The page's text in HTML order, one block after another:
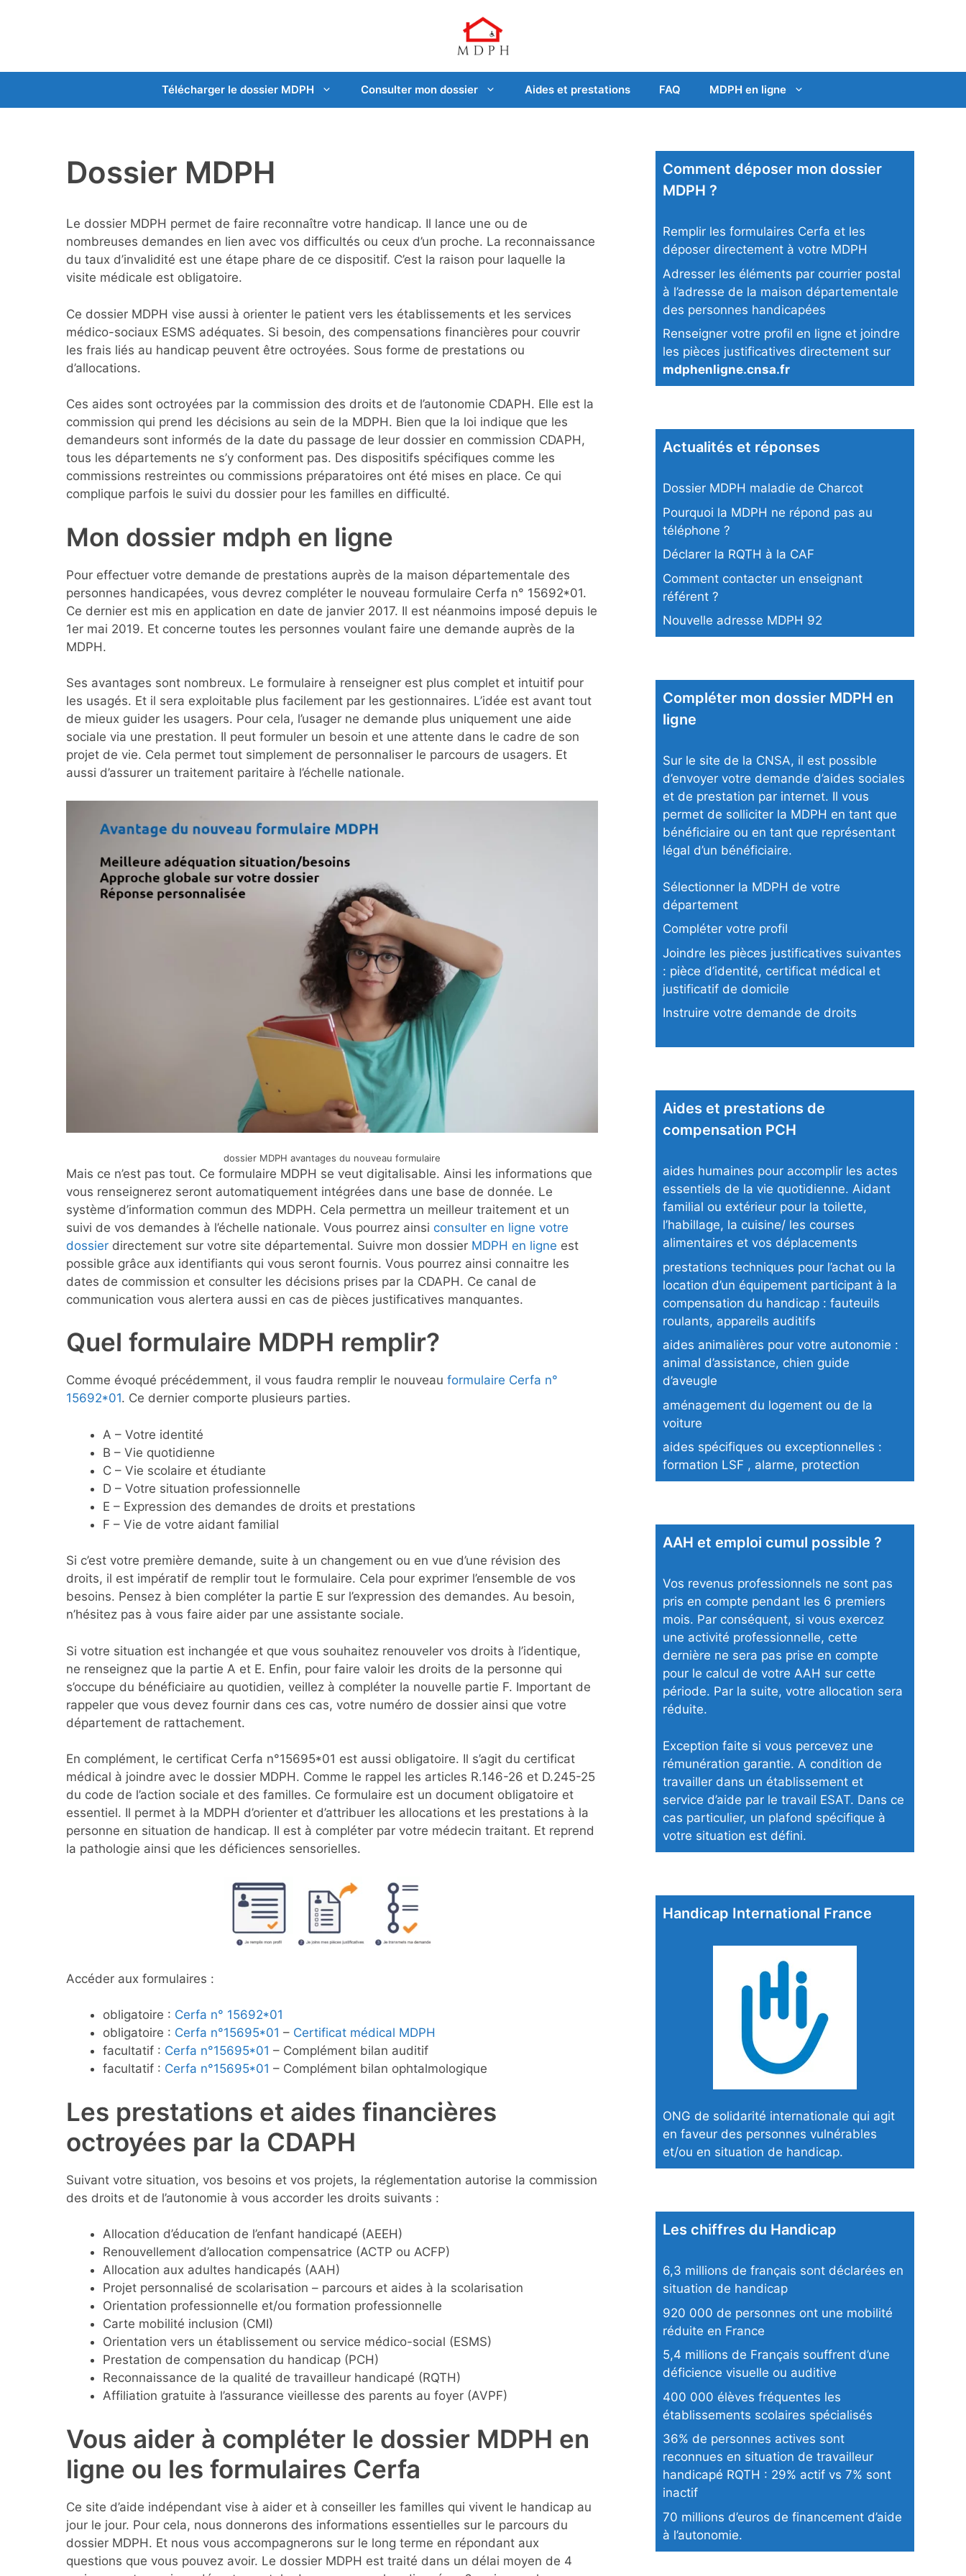
Télécharger le dossier MDPH Consulter mon dossier Aides et prestations FAQ MDPH en ligne
Dossier MDPH
Le dossier MDPH permet de faire reconnaître votre handicap. Il lance une ou de
nombreuses demandes en lien avec vos difficultés ou ceux d’un proche. La reconnaissance
du taux d’invalidité est une étape phare de ce dispositif. C’est la raison pour laquelle la
visite médicale est obligatoire.
Ce dossier MDPH vise aussi à orienter le patient vers les établissements et les services
médico-sociaux ESMS adéquates. Si besoin, des compensations financières pour couvrir
les frais liés au handicap peuvent être octroyées. Sous forme de prestations ou
d’allocations.
Ces aides sont octroyées par la commission des droits et de l’autonomie CDAPH. Elle est la
commission qui prend les décisions au sein de la MDPH. Bien que la loi indique que les
demandeurs sont informés de la date du passage de leur dossier en commission CDAPH,
tous les départements ne s’y conforment pas. Des dispositifs spécifiques comme les
commissions restreintes ou commissions préparatoires ont été mises en place. Ce qui
complique parfois le suivi du dossier pour les familles en difficulté.
Mon dossier mdph en ligne
Pour effectuer votre demande de prestations auprès de la maison départementale des
personnes handicapées, vous devrez compléter le nouveau formulaire Cerfa n° 15692*01.
Ce dernier est mis en application en date de janvier 2017. Il est néanmoins imposé depuis le
1er mai 2019. Et concerne toutes les personnes voulant faire une demande auprès de la
MDPH.
Ses avantages sont nombreux. Le formulaire à renseigner est plus complet et intuitif pour
les usagés. Et il sera exploitable plus facilement par les gestionnaires. L’idée est avant tout
de mieux guider les usagers. Pour cela, l’usager ne demande plus uniquement une aide
sociale via une prestation. Il peut formuler un besoin et une attente dans le cadre de son
projet de vie. Cela permet tout simplement de personnaliser le parcours de usagers. Et
aussi d’assurer un traitement paritaire à l’échelle nationale.
dossier MDPH avantages du nouveau formulaire
Mais ce n’est pas tout. Ce formulaire MDPH se veut digitalisable. Ainsi les informations que
vous renseignerez seront automatiquement intégrées dans une base de donnée. Le
système d’information commun des MDPH. Cela permettra un meilleur traitement et un
suivi de vos demandes à l’échelle nationale. Vous pourrez ainsi consulter en ligne votre
dossier directement sur votre site départemental. Suivre mon dossier MDPH en ligne est
possible grâce aux identifiants qui vous seront fournis. Vous pourrez ainsi connaitre les
dates de commission et consulter les décisions prises par la CDAPH. Ce canal de
communication vous alertera aussi en cas de pièces justificatives manquantes.
Quel formulaire MDPH remplir?
Comme évoqué précédemment, il vous faudra remplir le nouveau formulaire Cerfa n°
15692*01. Ce dernier comporte plusieurs parties.
A – Votre identité
B – Vie quotidienne
C – Vie scolaire et étudiante
D – Votre situation professionnelle
E – Expression des demandes de droits et prestations
F – Vie de votre aidant familial
Si c’est votre première demande, suite à un changement ou en vue d’une révision des
droits, il est impératif de remplir tout le formulaire. Cela pour exprimer l’ensemble de vos
besoins. Pensez à bien compléter la partie E sur l’expression des demandes. Au besoin,
n’hésitez pas à vous faire aider par une assistante sociale.
Si votre situation est inchangée et que vous souhaitez renouveler vos droits à l’identique,
ne renseignez que la partie A et E. Enfin, pour faire valoir les droits de la personne qui
s’occupe du bénéficiaire au quotidien, veillez à compléter la nouvelle partie F. Important de
rappeler que vous devez fournir dans ces cas, votre numéro de dossier ainsi que votre
département de rattachement.
En complément, le certificat Cerfa n°15695*01 est aussi obligatoire. Il s’agit du certificat
médical à joindre avec le dossier MDPH. Comme le rappel les articles R.146-26 et D.245-25
du code de l’action sociale et des familles. Ce formulaire est un document obligatoire et
essentiel. Il permet à la MDPH d’orienter et d’attribuer les allocations et les prestations à la
personne en situation de handicap. Il est à compléter par votre médecin traitant. Et reprend
la pathologie ainsi que les déficiences sensorielles.
Accéder aux formulaires :
obligatoire : Cerfa n° 15692*01
obligatoire : Cerfa n°15695*01 – Certificat médical MDPH
facultatif : Cerfa n°15695*01 – Complément bilan auditif
facultatif : Cerfa n°15695*01 – Complément bilan ophtalmologique
Les prestations et aides financières
octroyées par la CDAPH
Suivant votre situation, vos besoins et vos projets, la réglementation autorise la commission
des droits et de l’autonomie à vous accorder les droits suivants :
Allocation d’éducation de l’enfant handicapé (AEEH)
Renouvellement d’allocation compensatrice (ACTP ou ACFP)
Allocation aux adultes handicapés (AAH)
Projet personnalisé de scolarisation – parcours et aides à la scolarisation
Orientation professionnelle et/ou formation professionnelle
Carte mobilité inclusion (CMI)
Orientation vers un établissement ou service médico-social (ESMS)
Prestation de compensation du handicap (PCH)
Reconnaissance de la qualité de travailleur handicapé (RQTH)
Affiliation gratuite à l’assurance vieillesse des parents au foyer (AVPF)
Vous aider à compléter le dossier MDPH en
ligne ou les formulaires Cerfa
Ce site d’aide indépendant vise à aider et à conseiller les familles qui vivent le handicap au
jour le jour. Pour cela, nous donnerons des informations essentielles sur le parcours du
dossier MDPH. Et nous vous accompagnerons sur le long terme en répondant aux
questions que vous pouvez avoir. Le dossier MDPH est traité dans un délai moyen de 4
Comment déposer mon dossier
MDPH ?
Remplir les formulaires Cerfa et les
déposer directement à votre MDPH
Adresser les éléments par courrier postal
à l’adresse de la maison départementale
des personnes handicapées
Renseigner votre profil en ligne et joindre
les pièces justificatives directement sur
mdphenligne.cnsa.fr
Actualités et réponses
Dossier MDPH maladie de Charcot
Pourquoi la MDPH ne répond pas au
téléphone ?
Déclarer la RQTH à la CAF
Comment contacter un enseignant
référent ?
Nouvelle adresse MDPH 92
Compléter mon dossier MDPH en
ligne
Sur le site de la CNSA, il est possible
d’envoyer votre demande d’aides sociales
et de prestation par internet. Il vous
permet de solliciter la MDPH en tant que
bénéficiaire ou en tant que représentant
légal d’un bénéficiaire.
Sélectionner la MDPH de votre
département
Compléter votre profil
Joindre les pièces justificatives suivantes
: pièce d’identité, certificat médical et
justificatif de domicile
Instruire votre demande de droits
Aides et prestations de
compensation PCH
aides humaines pour accomplir les actes
essentiels de la vie quotidienne. Aidant
familial ou extérieur pour la toilette,
l’habillage, la cuisine/ les courses
alimentaires et vos déplacements
prestations techniques pour l’achat ou la
location d’un équipement participant à la
compensation du handicap : fauteuils
roulants, appareils auditifs
aides animalières pour votre autonomie :
animal d’assistance, chien guide
d’aveugle
aménagement du logement ou de la
voiture
aides spécifiques ou exceptionnelles :
formation LSF , alarme, protection
AAH et emploi cumul possible ?
Vos revenus professionnels ne sont pas
pris en compte pendant les 6 premiers
mois. Par conséquent, si vous exercez
une activité professionnelle, cette
dernière ne sera pas prise en compte
pour le calcul de votre AAH sur cette
période. Par la suite, votre allocation sera
réduite.
Exception faite si vous percevez une
rémunération garantie. A condition de
travailler dans un établissement et
service d’aide par le travail ESAT. Dans ce
cas particulier, un plafond spécifique à
votre situation est défini.
Handicap International France
ONG de solidarité internationale qui agit
en faveur des personnes vulnérables
et/ou en situation de handicap.
Les chiffres du Handicap
6,3 millions de français sont déclarées en
situation de handicap
920 000 de personnes ont une mobilité
réduite en France
5,4 millions de Français souffrent d’une
déficience visuelle ou auditive
400 000 élèves fréquentes les
établissements scolaires spécialisés
36% de personnes actives sont
reconnues en situation de travailleur
handicapé RQTH : 29% actif vs 7% sont
inactif
70 millions d’euros de financement d’aide
à l’autonomie.